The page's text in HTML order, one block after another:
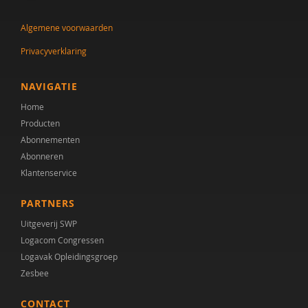
Caroline de Theije
Jytte de With
Jorieke Duvekot
Drs. F. Calgagnoli
Huub FJ Savelkoul
Anne van der Geest
Kirstin Greaves-Lord
Kirstin Greaves-Lord (Erasmus MC
Yvonne Groen
Prof.dr. H. Swaab Co-promotores:Dr. Martien JH
Algemene voorwaarden
Privacyverklaring
NAVIGATIE
Home
Producten
Abonnementen
Abonneren
Klantenservice
PARTNERS
Uitgeverij SWP
Logacom Congressen
Logavak Opleidingsgroep
Zesbee
CONTACT